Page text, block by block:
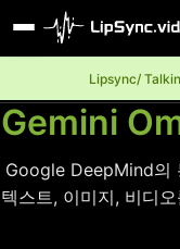
Lipsync/
Gemini
Google DeepMind의
텍스트, 이미지, 비디